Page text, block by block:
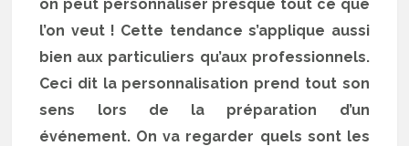
on peut personnaliser presque tout ce que
l’on veut ! Cette tendance s’applique aussi
bien aux particuliers qu’aux professionnels.
Ceci dit la personnalisation prend tout son
sens lors de la préparation d’un
événement. On va regarder quels sont les